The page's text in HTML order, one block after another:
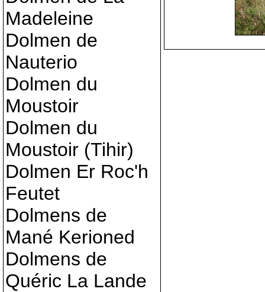
Madeleine
Dolmen de
Nauterio
Dolmen du
Moustoir
Dolmen du
Moustoir (Tihir)
Dolmen Er Roc'h
Feutet
Dolmens de
Mané Kerioned
Dolmens de
Quéric La Lande